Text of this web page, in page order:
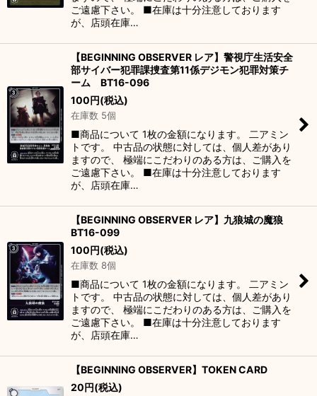
ご遠慮下さい。 ■在庫は十分注意しております
が、店頭在庫…
【BEGINNING OBSERVER レア】警視庁生活安全
部サイバー犯罪課捜査第11係デジモン犯罪対策チ
ーム BT16-096
100円(税込)
在庫数 5個
■商品について 1枚の金額になります。 二アミン
トです。 中古品の状態に対しては、個人差があり
ますので、 極端にこだわりのある方は、ご購入を
ご遠慮下さい。 ■在庫は十分注意しております
が、店頭在庫…
【BEGINNING OBSERVER レア】九狼城の魔狼
BT16-099
100円(税込)
在庫数 8個
■商品について 1枚の金額になります。 二アミン
トです。 中古品の状態に対しては、個人差があり
ますので、 極端にこだわりのある方は、ご購入を
ご遠慮下さい。 ■在庫は十分注意しております
が、店頭在庫…
【BEGINNING OBSERVER】TOKEN CARD
20円(税込)